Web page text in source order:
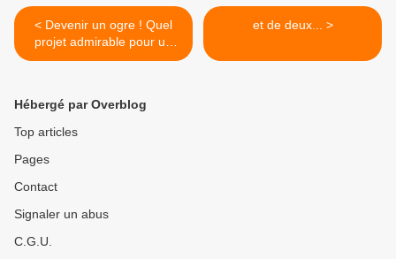
< Devenir un ogre ! Quel
projet admirable pour un
enfant ambitieux !
et de deux... >
Hébergé par Overblog
Top articles
Pages
Contact
Signaler un abus
C.G.U.